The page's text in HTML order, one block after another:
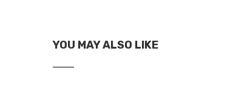
YOU MAY ALSO LIKE